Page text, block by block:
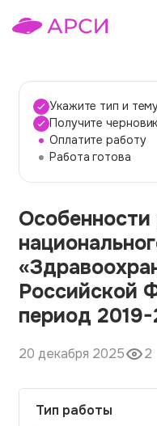
Темы работ
О сервисе
О компании
Наши гарантии
Порядок оплаты
Вопросы и ответы
Отзывы
Контакты
Укажите тип и
Получите черновик
Оплатите работу
Работа готова
Особенности
Российской
период
20 декабря 2025 2
Тип работы